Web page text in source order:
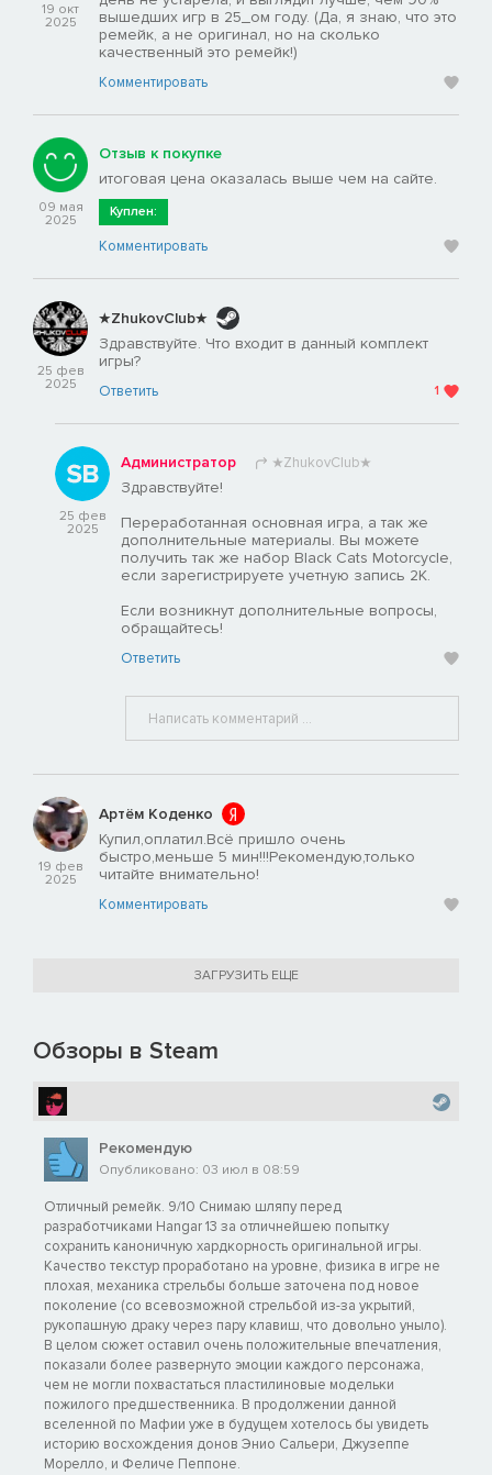
19 окт
2025
вышедших игр в 25_ом году. (Да, я знаю, что это
ремейк, а не оригинал, но на сколько
качественный это ремейк!)
Комментировать
09 мая
2025
Отзыв к покупке
итоговая цена оказалась выше чем на сайте.
Куплен:
Комментировать
25 фев
2025
★ZhukovClub★
Здравствуйте. Что входит в данный комплект
игры?
Ответить 1
25 фев
2025
Администратор ★ZhukovClub★
Здравствуйте!
Переработанная основная игра, а так же
дополнительные материалы. Вы можете
получить так же набор Black Cats Motorcycle,
если зарегистрируете учетную запись 2K.
Если возникнут дополнительные вопросы,
обращайтесь!
Ответить
19 фев
2025
Артём Коденко
Купил,оплатил.Всё пришло очень
быстро,меньше 5 мин!!!Рекомендую,только
читайте внимательно!
Комментировать
ЗАГРУЗИТЬ ЕЩЕ
Обзоры в Steam
Рекомендую
Опубликовано: 03 июл в 08:59
Отличный ремейк. 9/10 Снимаю шляпу перед
разработчиками Hangar 13 за отличнейшею попытку
сохранить каноничную хардкорность оригинальной игры.
Качество текстур проработано на уровне, физика в игре не
плохая, механика стрельбы больше заточена под новое
поколение (со всевозможной стрельбой из-за укрытий,
рукопашную драку через пару клавиш, что довольно уныло).
В целом сюжет оставил очень положительные впечатления,
показали более развернуто эмоции каждого персонажа,
чем не могли похвастаться пластилиновые модельки
пожилого предшественника. В продолжении данной
вселенной по Мафии уже в будущем хотелось бы увидеть
историю восхождения донов Энио Сальери, Джузеппе
Морелло, и Феличе Пеппоне.